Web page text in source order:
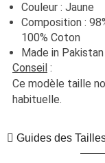
Couleur : Jaune
Composition :
100% Coton
Made in Pakistan
Conseil :
Ce modèle taille
habituelle.
Guides des